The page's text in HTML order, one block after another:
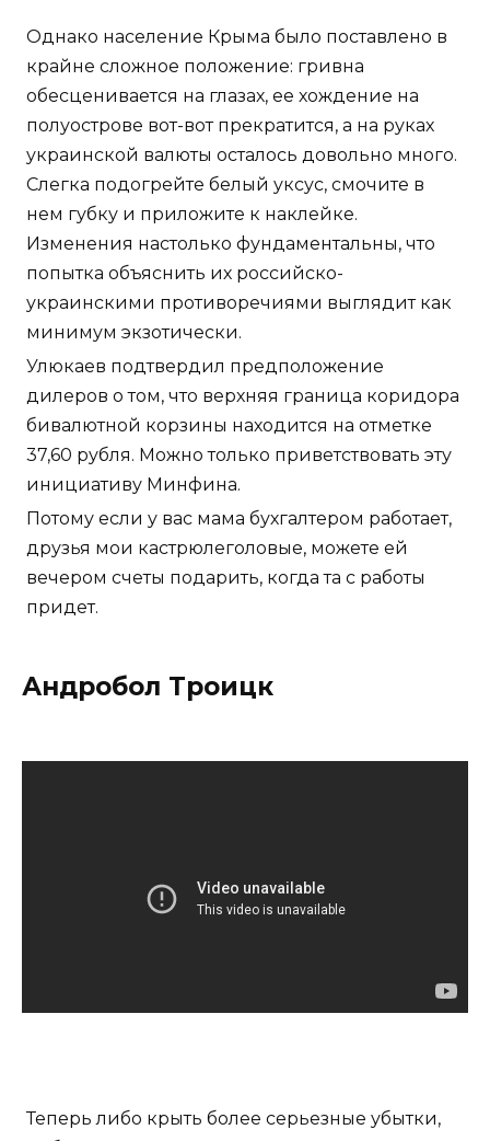
Однако население Крыма было поставлено в
крайне сложное положение: гривна
обесценивается на глазах, ее хождение на
полуострове вот-вот прекратится, а на руках
украинской валюты осталось довольно много.
Слегка подогрейте белый уксус, смочите в
нем губку и приложите к наклейке.
Изменения настолько фундаментальны, что
попытка объяснить их российско-
украинскими противоречиями выглядит как
минимум экзотически.
Улюкаев подтвердил предположение
дилеров о том, что верхняя граница коридора
бивалютной корзины находится на отметке
37,60 рубля. Можно только приветствовать эту
инициативу Минфина.
Потому если у вас мама бухгалтером работает,
друзья мои кастрюлеголовые, можете ей
вечером счеты подарить, когда та с работы
придет.
Андробол Троицк
Теперь либо крыть более серьезные убытки,